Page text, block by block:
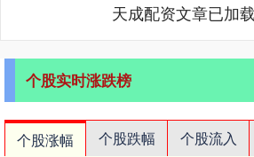
天成配资文章已加
个股实时涨跌榜
个股涨幅 个股跌幅 个股流入